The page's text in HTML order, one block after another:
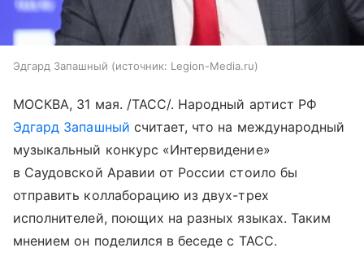
Эдгард Запашный источник: Legion-Media.ru
МОСКВА, 31 мая. /ТАСС/. Народный артист РФ
Эдгард Запашный считает, что на международный
музыкальный конкурс «Интервидение»
в Саудовской Аравии от России стоило бы
отправить коллаборацию из двух-трех
исполнителей, поющих на разных языках. Таким
мнением он поделился в беседе с ТАСС.